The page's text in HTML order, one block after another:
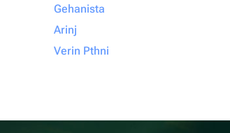
Gehanista
Arinj
Verin Pthni